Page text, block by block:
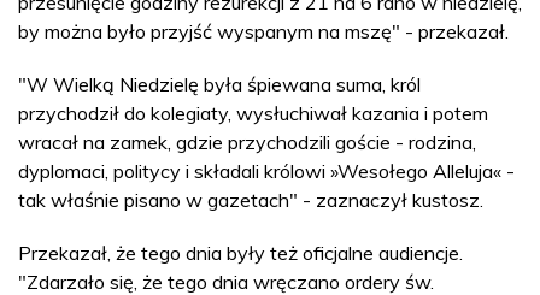
by można było przyjść wyspanym na mszę" - przekazał.
"W Wielką Niedzielę była śpiewana suma, król
przychodził do kolegiaty, wysłuchiwał kazania i potem
wracał na zamek, gdzie przychodzili goście - rodzina,
dyplomaci, politycy i składali królowi »Wesołego Alleluja« -
tak właśnie pisano w gazetach" - zaznaczył kustosz.
Przekazał, że tego dnia były też oficjalne audiencje.
"Zdarzało się, że tego dnia wręczano ordery św.